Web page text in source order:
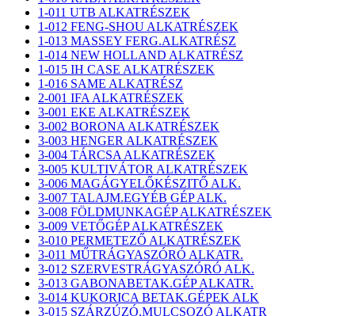
1-011 UTB ALKATRÉSZEK
1-012 FENG-SHOU ALKATRÉSZEK
1-013 MASSEY FERG.ALKATRÉSZ
1-014 NEW HOLLAND ALKATRÉSZ
1-015 IH CASE ALKATRÉSZEK
1-016 SAME ALKATRÉSZ
2-001 IFA ALKATRÉSZEK
3-001 EKE ALKATRÉSZEK
3-002 BORONA ALKATRÉSZEK
3-003 HENGER ALKATRÉSZEK
3-004 TÁRCSA ALKATRÉSZEK
3-005 KULTIVÁTOR ALKATRÉSZEK
3-006 MAGÁGYELŐKÉSZITŐ ALK.
3-007 TALAJM.EGYÉB GÉP ALK.
3-008 FÖLDMUNKAGÉP ALKATRÉSZEK
3-009 VETŐGÉP ALKATRÉSZEK
3-010 PERMETEZŐ ALKATRÉSZEK
3-011 MŰTRÁGYASZÓRÓ ALKATR.
3-012 SZERVESTRÁGYASZÓRÓ ALK.
3-013 GABONABETAK.GÉP ALKATR.
3-014 KUKORICA BETAK.GÉPEK ALK
3-015 SZÁRZÚZÓ,MULCSOZÓ ALKATR